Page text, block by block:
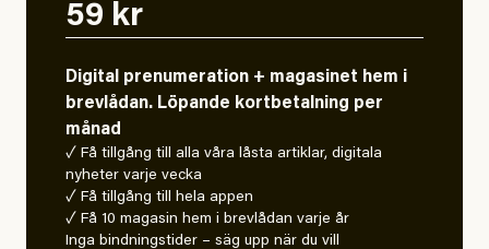
59 kr
Digital prenumeration + magasinet hem i
brevlådan. Löpande kortbetalning per
månad
✓ Få tillgång till alla våra låsta artiklar, digitala
nyheter varje vecka
✓ Få tillgång till hela appen
✓ Få 10 magasin hem i brevlådan varje år
Inga bindningstider – säg upp när du vill